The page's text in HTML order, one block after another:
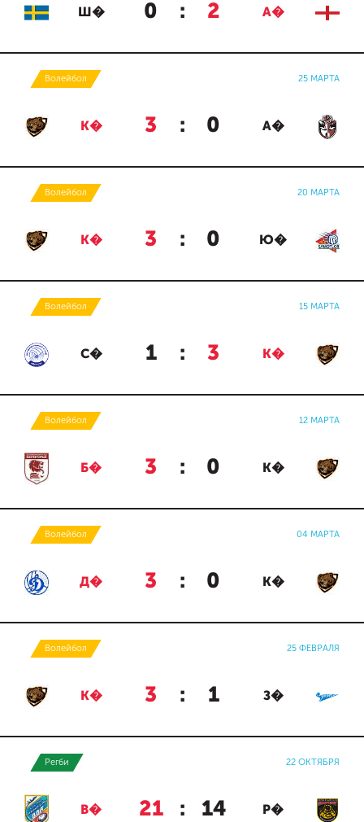
Ш� 0 : 2 А�
Волейбол 25 МАРТА
К� 3 : 0 А�
Волейбол 20 МАРТА
К� 3 : 0 Ю�
Волейбол 15 МАРТА
С� 1 : 3 К�
Волейбол 12 МАРТА
Б� 3 : 0 К�
Волейбол 04 МАРТА
Д� 3 : 0 К�
Волейбол 25 ФЕВРАЛЯ
К� 3 : 1 З�
Регби 22 ОКТЯБРЯ
В� 21 : 14 Р�